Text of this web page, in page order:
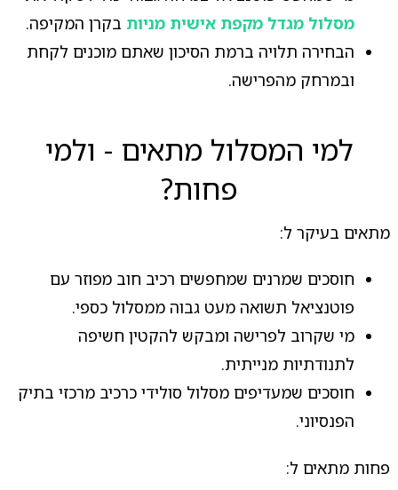
מסלול מגדל מקפת אישית מניות בקרן המקיפה.
הבחירה תלויה ברמת הסיכון שאתם מוכנים לקחת
ובמרחק מהפרישה.
למי המסלול מתאים - ולמי
פחות?
מתאים בעיקר ל:
חוסכים שמרנים שמחפשים רכיב חוב מפוזר עם
פוטנציאל תשואה מעט גבוה ממסלול כספי.
מי שקרוב לפרישה ומבקש להקטין חשיפה
לתנודתיות מנייתית.
חוסכים שמעדיפים מסלול סולידי כרכיב מרכזי בתיק
הפנסיוני.
פחות מתאים ל: